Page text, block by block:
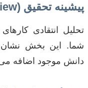
پیشینه تحقیق (Literature Review)
تحلیل انتقادی
شما. این بخش
دانش موجود اضافه